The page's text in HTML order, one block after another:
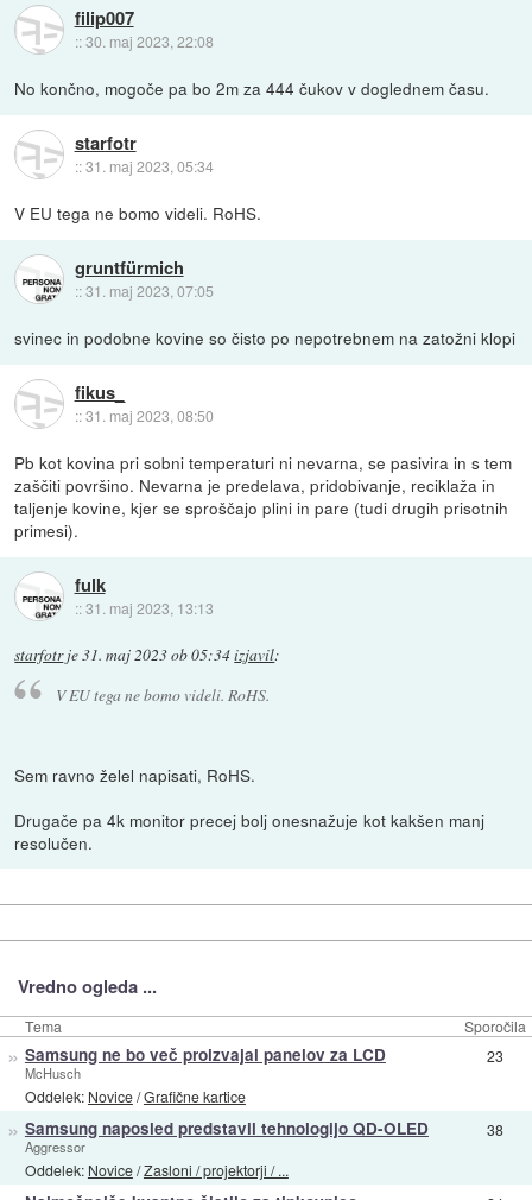
filip007
::30. maj 2023, 22:08
No končno, mogoče pa bo 2m za 444 čukov v doglednem času.
starfotr
::31. maj 2023, 05:34
V EU tega ne bomo videli. RoHS.
gruntfürmich
::31. maj 2023, 07:05
svinec in podobne kovine so čisto po nepotrebnem na zatožni klopi
fikus_
::31. maj 2023, 08:50
Pb kot kovina pri sobni temperaturi ni nevarna, se pasivira in s tem
zaščiti površino. Nevarna je predelava, pridobivanje, reciklaža in
taljenje kovine, kjer se sproščajo plini in pare (tudi drugih prisotnih
primesi).
fulk
::31. maj 2023, 13:13
starfotrje31. maj 2023 ob 05:34izjavil:
V EU tega ne bomo videli. RoHS.
Sem ravno želel napisati, RoHS.
Drugače pa 4k monitor precej bolj onesnažuje kot kakšen manj
resolučen.
Vredno ogleda ...
Tema Sporočila
» Samsung ne bo več proizvajal panelov za LCD
McHusch
Oddelek: Novice/Grafične kartice
23
» Samsung naposled predstavil tehnologijo QD-OLED
Aggressor
Oddelek: Novice/Zasloni / projektorji / ...
38